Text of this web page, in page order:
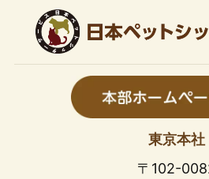
東京本社
〒102-